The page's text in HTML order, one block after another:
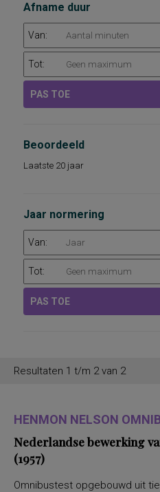
Afname duur
Van:
Tot:
PAS TOE
Beoordeeld
Laatste 20 jaar
Jaar normering
Van:
Tot:
PAS TOE
Resultaten 1 t/m 2 van 2
HENMON NELSON
Nederlandse bewerking
(1957)
Omnibustest opgebouwd uit